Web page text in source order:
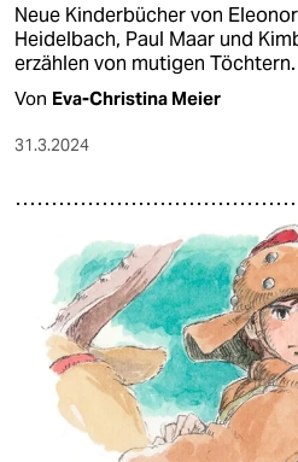
Neue Kinderbücher von
Heidelbach, Paul Maar und
erzählen von mutigen Töchtern.
Von Eva-Christina Meier
31.3.2024